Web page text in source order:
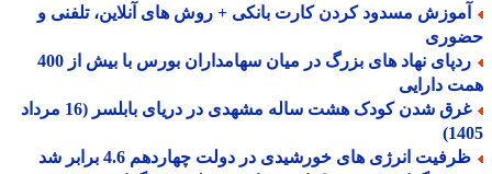
مسدود کردن کارت بانکی + روش های آنلاین، تلفنی و
ردپای نهاد های بزرگ در میان سهامداران بورس با بیش از 400
دارایی
غرق شدن کودک هشت ساله مشهدی در دریای بابلسر (16 مرداد
انرژی های خورشیدی در دولت چهاردهم 4.6 برابر شد